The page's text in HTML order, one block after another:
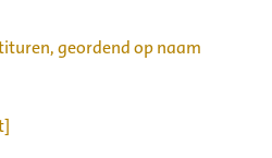
geordend op naam